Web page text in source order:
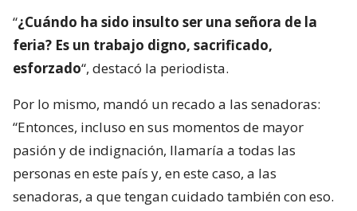
“¿Cuándo ha sido insulto ser una señora de la
feria? Es un trabajo digno, sacrificado,
esforzado“, destacó la periodista.
Por lo mismo, mandó un recado a las senadoras:
“Entonces, incluso en sus momentos de mayor
pasión y de indignación, llamaría a todas las
personas en este país y, en este caso, a las
senadoras, a que tengan cuidado también con eso.